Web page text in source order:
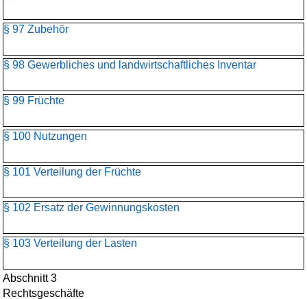
§ 97 Zubehör
§ 98 Gewerbliches und landwirtschaftliches Inventar
§ 99 Früchte
§ 100 Nutzungen
§ 101 Verteilung der Früchte
§ 102 Ersatz der Gewinnungskosten
§ 103 Verteilung der Lasten
Abschnitt 3
Rechtsgeschäfte